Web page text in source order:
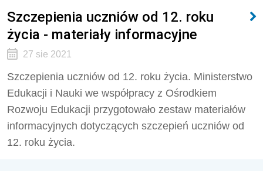
Szczepienia uczniów od 12. roku
życia - materiały informacyjne
27 sie 2021
Szczepienia uczniów od 12. roku życia. Ministerstwo
Edukacji i Nauki we współpracy z Ośrodkiem
Rozwoju Edukacji przygotowało zestaw materiałów
informacyjnych dotyczących szczepień uczniów od
12. roku życia.